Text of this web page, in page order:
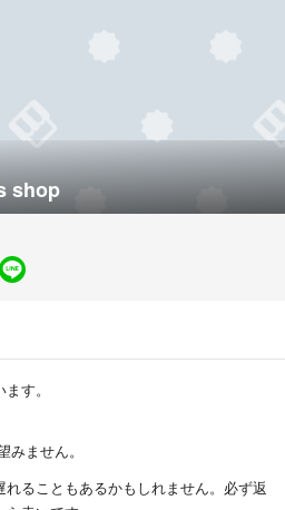
shop
す。
ません。
ることもあるかもしれません。必ず返